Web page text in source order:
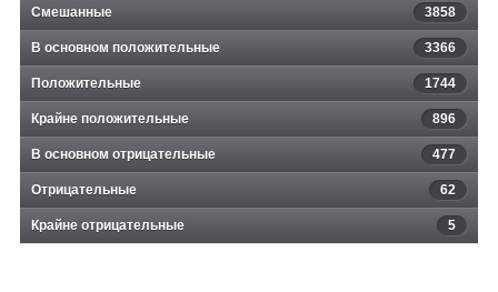
Смешанные 3858
В основном положительные 3366
Положительные 1744
Крайне положительные 896
В основном отрицательные 477
Отрицательные 62
Крайне отрицательные 5